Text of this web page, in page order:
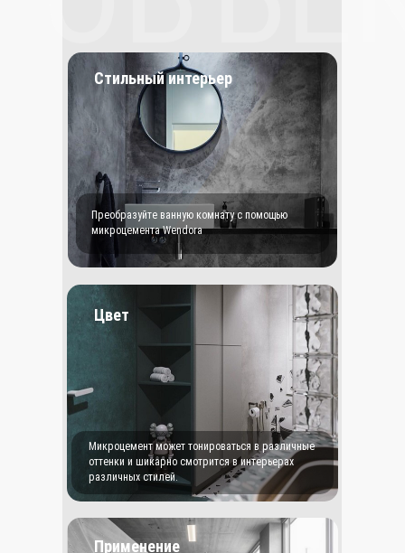
Применение
Преобразуйте ванную комнату с помощью
микроцемента Wendora
Цвет
Микроцемент может тонироваться в различные
оттенки и шикарно смотрится в интерьерах
различных стилей.
Стильный интерьер